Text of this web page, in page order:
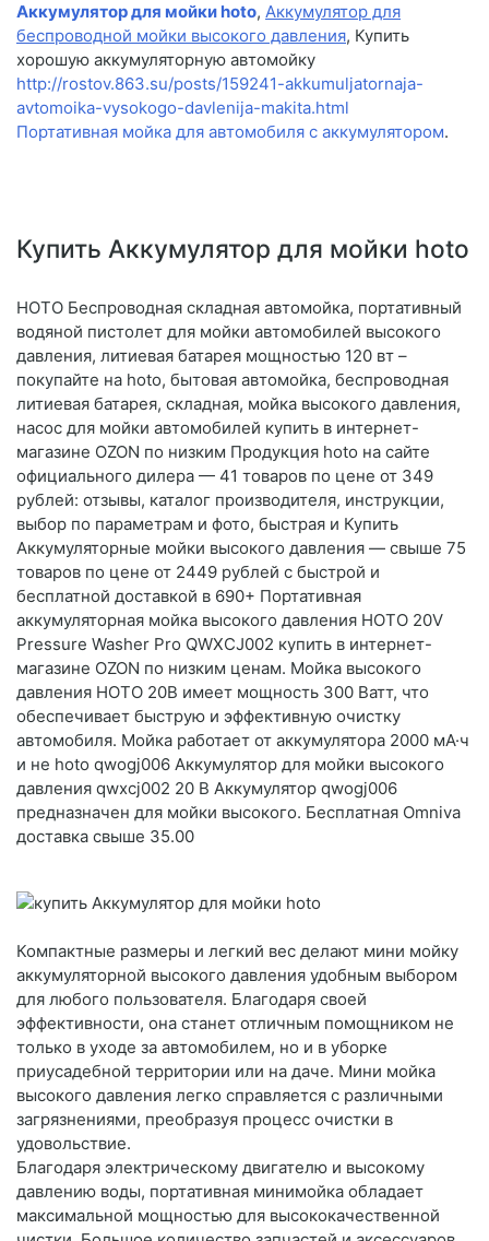
Аккумулятор для мойки hoto, Аккумулятор для
беспроводной мойки высокого давления, Купить
хорошую аккумуляторную автомойку
http://rostov.863.su/posts/159241-akkumuljatornaja-
avtomoika-vysokogo-davlenija-makita.html
Портативная мойка для автомобиля с аккумулятором.
Купить Аккумулятор для мойки hoto
HOTO Беспроводная складная автомойка, портативный
водяной пистолет для мойки автомобилей высокого
давления, литиевая батарея мощностью 120 вт –
покупайте на hoto, бытовая автомойка, беспроводная
литиевая батарея, складная, мойка высокого давления,
насос для мойки автомобилей купить в интернет-
магазине OZON по низким Продукция hoto на сайте
официального дилера — 41 товаров по цене от 349
рублей: отзывы, каталог производителя, инструкции,
выбор по параметрам и фото, быстрая и Купить
Аккумуляторные мойки высокого давления — свыше 75
товаров по цене от 2449 рублей с быстрой и
бесплатной доставкой в 690+ Портативная
аккумуляторная мойка высокого давления HOTO 20V
Pressure Washer Pro QWXCJ002 купить в интернет-
магазине OZON по низким ценам. Мойка высокого
давления HOTO 20В имеет мощность 300 Ватт, что
обеспечивает быструю и эффективную очистку
автомобиля. Мойка работает от аккумулятора 2000 мА·ч
и не hoto qwogj006 Аккумулятор для мойки высокого
давления qwxcj002 20 В Аккумулятор qwogj006
предназначен для мойки высокого. Бесплатная Omniva
доставка свыше 35.00
Компактные размеры и легкий вес делают мини мойку
аккумуляторной высокого давления удобным выбором
для любого пользователя. Благодаря своей
эффективности, она станет отличным помощником не
только в уходе за автомобилем, но и в уборке
приусадебной территории или на даче. Мини мойка
высокого давления легко справляется с различными
загрязнениями, преобразуя процесс очистки в
удовольствие.
Благодаря электрическому двигателю и высокому
давлению воды, портативная минимойка обладает
максимальной мощностью для высококачественной